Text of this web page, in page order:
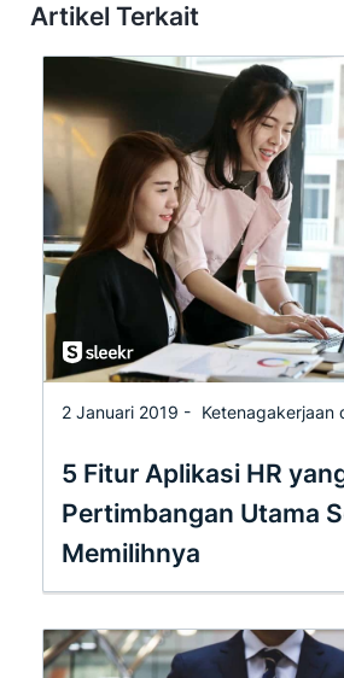
Artikel Terkait
2 Januari 2019 - Ketenagakerjaan
5 Fitur Aplikasi HR
Pertimbangan Utama
Memilihnya